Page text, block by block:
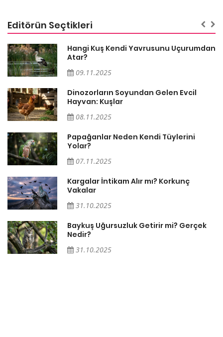
Editörün Seçtikleri
Hangi Kuş Kendi Yavrusunu Uçurumdan
Atar?
09.11.2025
Dinozorların Soyundan Gelen Evcil
Hayvan: Kuşlar
08.11.2025
Papağanlar Neden Kendi Tüylerini
Yolar?
07.11.2025
Kargalar İntikam Alır mı? Korkunç
Vakalar
31.10.2025
Baykuş Uğursuzluk Getirir mi? Gerçek
Nedir?
31.10.2025